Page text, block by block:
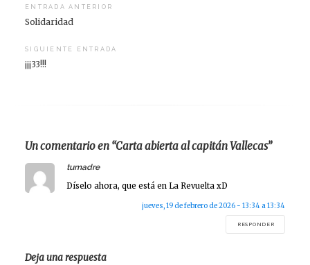
Navegación
de
entradas
ENTRADA ANTERIOR
Solidaridad
SIGUIENTE ENTRADA
¡¡¡33!!!
Un comentario en “Carta abierta al capitán Vallecas”
tumadresays:
Díselo ahora, que está en La Revuelta xD
jueves, 19 de febrero de 2026 - 13:34 a 13:34
RESPONDER
Deja una respuesta